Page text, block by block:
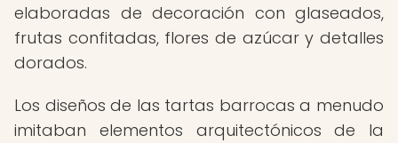
elaboradas de decoración con glaseados,
frutas confitadas, flores de azúcar y detalles
dorados.
Los diseños de las tartas barrocas a menudo
imitaban elementos arquitectónicos de la